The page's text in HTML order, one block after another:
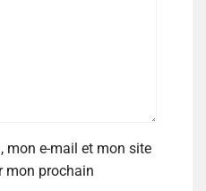
mon e-mail et mon site
mon prochain